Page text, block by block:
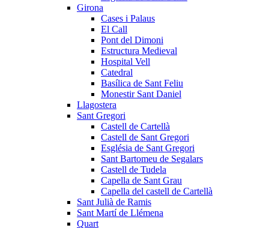
Girona
Cases i Palaus
El Call
Pont del Dimoni
Estructura Medieval
Hospital Vell
Catedral
Basílica de Sant Feliu
Monestir Sant Daniel
Llagostera
Sant Gregori
Castell de Cartellà
Castell de Sant Gregori
Església de Sant Gregori
Sant Bartomeu de Segalars
Castell de Tudela
Capella de Sant Grau
Capella del castell de Cartellà
Sant Julià de Ramis
Sant Martí de Llémena
Quart